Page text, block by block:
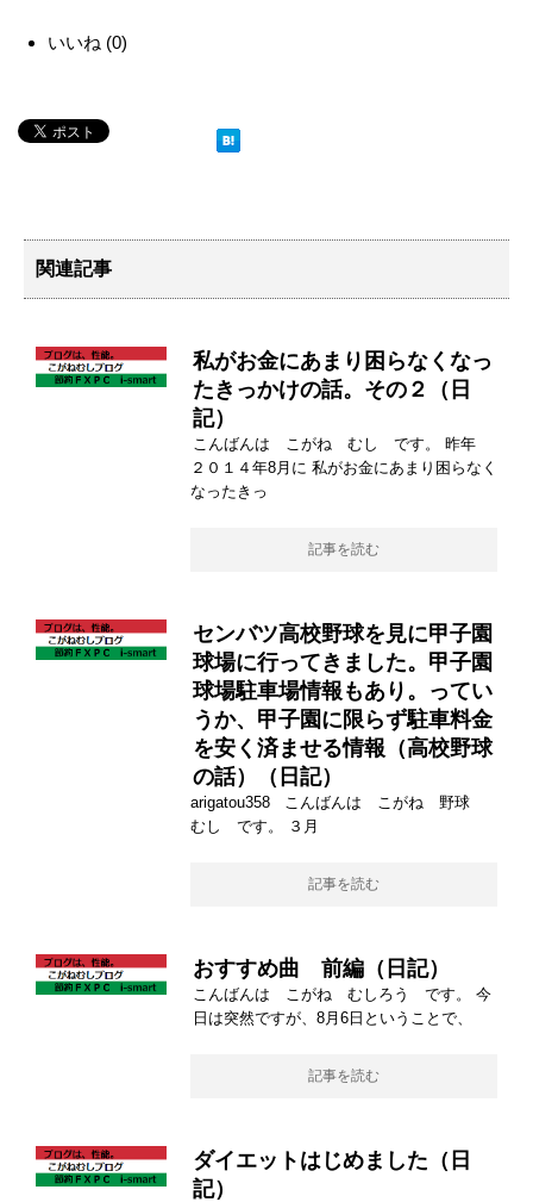
いいね (0)
関連記事
私がお金にあまり困らなくなっ
たきっかけの話。その２（日
記）
こんばんは こがね むし です。 昨年
２０１４年8月に 私がお金にあまり困らなく
なったきっ
記事を読む
センバツ高校野球を見に甲子園
球場に行ってきました。甲子園
球場駐車場情報もあり。ってい
うか、甲子園に限らず駐車料金
を安く済ませる情報（高校野球
の話）（日記）
arigatou358 こんばんは こがね 野球
むし です。 ３月
記事を読む
おすすめ曲 前編（日記）
こんばんは こがね むしろう です。 今
日は突然ですが、8月6日ということで、
記事を読む
ダイエットはじめました（日
記）